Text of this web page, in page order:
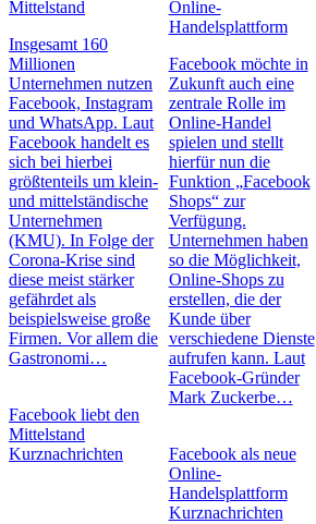
Mittelstand
Insgesamt 160
Millionen
Unternehmen nutzen
Facebook, Instagram
und WhatsApp. Laut
Facebook handelt es
sich bei hierbei
größtenteils um klein-
und mittelständische
Unternehmen
(KMU). In Folge der
Corona-Krise sind
diese meist stärker
gefährdet als
beispielsweise große
Firmen. Vor allem die
Gastronomi…
Facebook liebt den
Mittelstand
Kurznachrichten
Online-
Handelsplattform
Facebook möchte in
Zukunft auch eine
zentrale Rolle im
Online-Handel
spielen und stellt
hierfür nun die
Funktion „Facebook
Shops“ zur
Verfügung.
Unternehmen haben
so die Möglichkeit,
Online-Shops zu
erstellen, die der
Kunde über
verschiedene Dienste
aufrufen kann. Laut
Facebook-Gründer
Mark Zuckerbe…
Facebook als neue
Online-
Handelsplattform
Kurznachrichten